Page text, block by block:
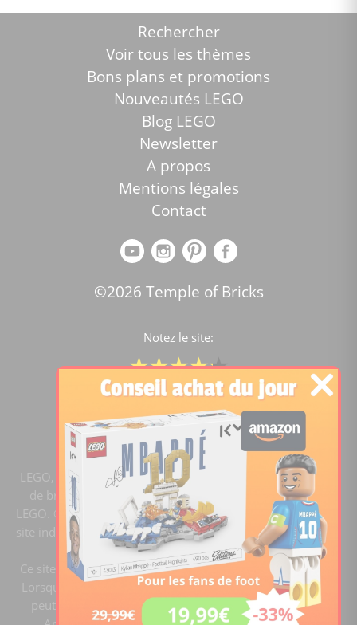
Rechercher
Voir tous les thèmes
Bons plans et promotions
Nouveautés LEGO
Blog LEGO
Newsletter
A propos
Mentions légales
Contact
©2026 Temple of Bricks
Notez le site:
Comparateur de prix Lego
4.2/5 -15451notes
LEGO, le logo LEGO, la figurine LEGO et les configurations
de briques sont des marques commerciales du groupe
LEGO. ©2020 The LEGO Group. Templeofbricks.com est un
site indépendant du groupe LEGO, il n'est pas sponsorisé ni
validé par LEGO.
Ce site est membre du programme Ebay Partner Network.
Lorsque vous cliquez sur un lien et faites un achat, ce site
peut recevoir une commission. En tant que Partenaire